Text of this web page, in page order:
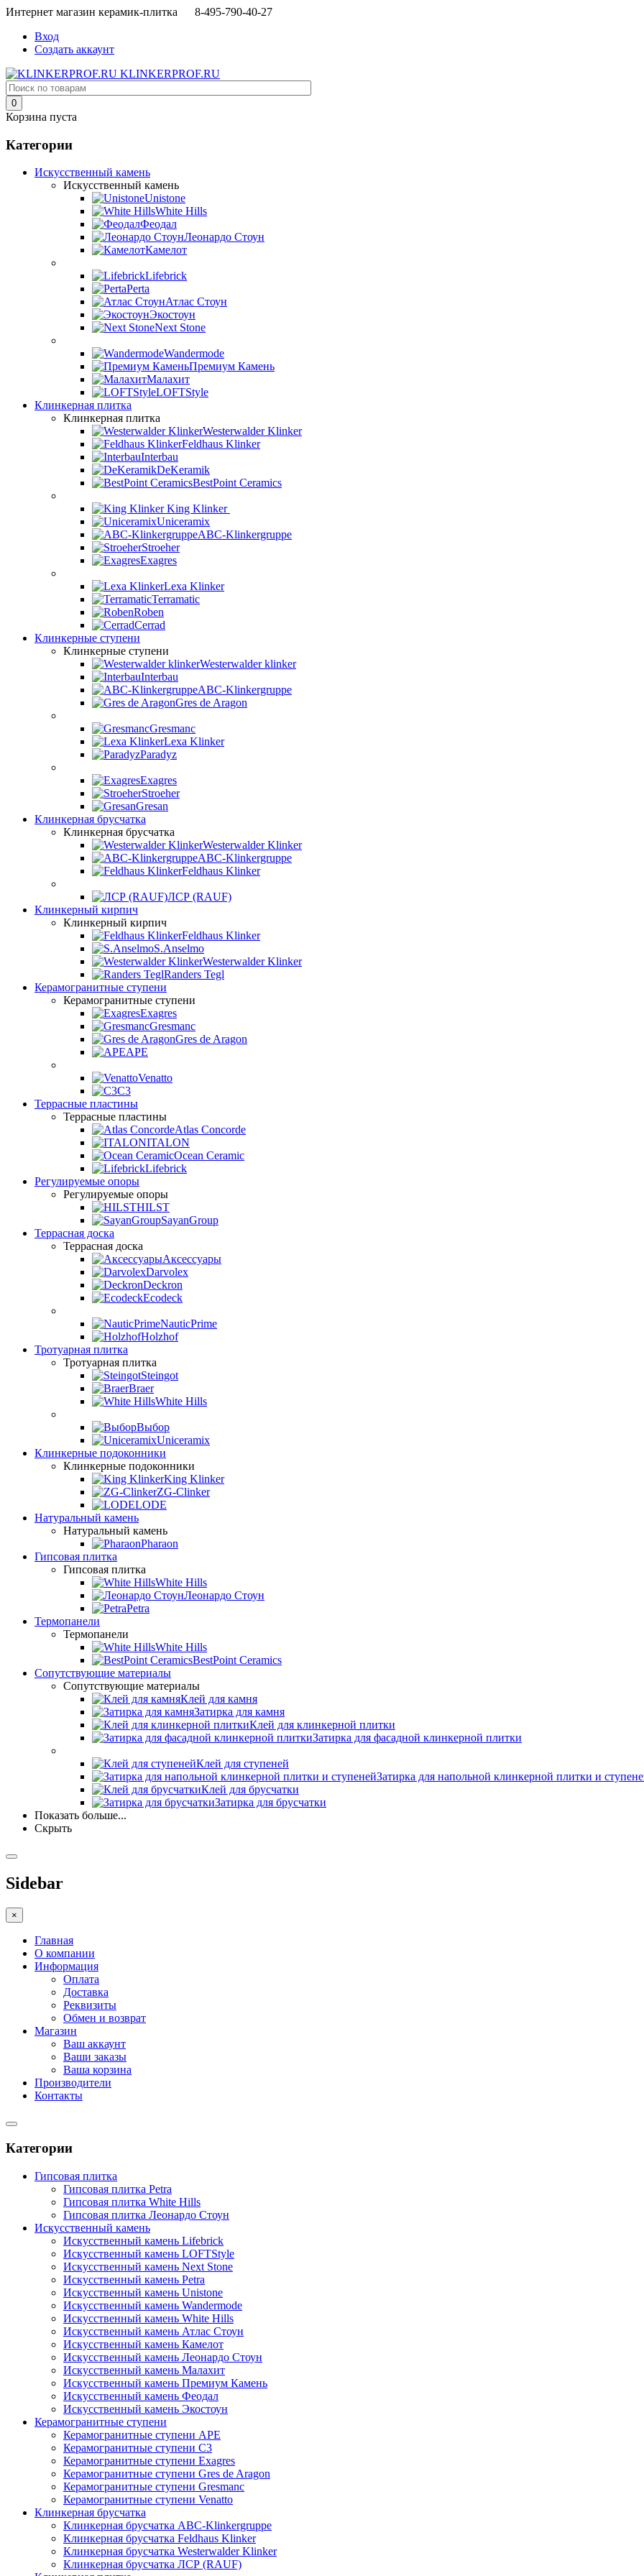
Интернет магазин керамик-плитка 8-495-790-40-27
Вход
Создать аккаунт
KLINKERPROF.RU
0
Корзина пуста
Категории
Искусственный камень
Искусственный камень
Unistone
White Hills
Феодал
Леонардо Стоун
Камелот
Lifebrick
Perta
Атлас Стоун
Экостоун
Next Stone
Wandermode
Премиум Камень
Малахит
LOFTStyle
Клинкерная плитка
Клинкерная плитка
Westerwalder Klinker
Feldhaus Klinker
Interbau
DeKeramik
BestPoint Ceramics
King Klinker
Uniceramix
ABC-Klinkergruppe
Stroeher
Exagres
Lexa Klinker
Terramatic
Roben
Cerrad
Клинкерные ступени
Клинкерные ступени
Westerwalder klinker
Interbau
ABC-Klinkergruppe
Gres de Aragon
Gresmanc
Lexa Klinker
Paradyz
Exagres
Stroeher
Gresan
Клинкерная брусчатка
Клинкерная брусчатка
Westerwalder Klinker
ABC-Klinkergruppe
Feldhaus Klinker
ЛСР (RAUF)
Клинкерный кирпич
Клинкерный кирпич
Feldhaus Klinker
S.Anselmo
Westerwalder Klinker
Randers Tegl
Керамогранитные ступени
Керамогранитные ступени
Exagres
Gresmanc
Gres de Aragon
APE
Venatto
C3
Террасные пластины
Террасные пластины
Atlas Concorde
ITALON
Ocean Ceramic
Lifebrick
Регулируемые опоры
Регулируемые опоры
HILST
SayanGroup
Террасная доска
Террасная доска
Аксессуары
Darvolex
Deckron
Ecodeck
NauticPrime
Holzhof
Тротуарная плитка
Тротуарная плитка
Steingot
Braer
White Hills
Выбор
Uniceramix
Клинкерные подоконники
Клинкерные подоконники
King Klinker
ZG-Clinker
LODE
Натуральный камень
Натуральный камень
Pharaon
Гипсовая плитка
Гипсовая плитка
White Hills
Леонардо Стоун
Petra
Термопанели
Термопанели
White Hills
BestPoint Ceramics
Сопутствующие материалы
Сопутствующие материалы
Клей для камня
Затирка для камня
Клей для клинкерной плитки
Затирка для фасадной клинкерной плитки
Клей для ступеней
Затирка для напольной клинкерной плитки и
Клей для брусчатки
Затирка для брусчатки
Показать больше...
Скрыть
Sidebar
×
Главная
О компании
Информация
Оплата
Доставка
Реквизиты
Обмен и возврат
Магазин
Ваш аккаунт
Ваши заказы
Ваша корзина
Производители
Контакты
Категории
Гипсовая плитка
Гипсовая плитка Petra
Гипсовая плитка White Hills
Гипсовая плитка Леонардо Стоун
Искусственный камень
Искусственный камень Lifebrick
Искусственный камень LOFTStyle
Искусственный камень Next Stone
Искусственный камень Petra
Искусственный камень Unistone
Искусственный камень Wandermode
Искусственный камень White Hills
Искусственный камень Атлас Стоун
Искусственный камень Камелот
Искусственный камень Леонардо Стоун
Искусственный камень Малахит
Искусственный камень Премиум Камень
Искусственный камень Феодал
Искусственный камень Экостоун
Керамогранитные ступени
Керамогранитные ступени APE
Керамогранитные ступени C3
Керамогранитные ступени Exagres
Керамогранитные ступени Gres de Aragon
Керамогранитные ступени Gresmanc
Керамогранитные ступени Venatto
Клинкерная брусчатка
Клинкерная брусчатка ABC-Klinkergruppe
Клинкерная брусчатка Feldhaus Klinker
Клинкерная брусчатка Westerwalder Klinker
Клинкерная брусчатка ЛСР (RAUF)